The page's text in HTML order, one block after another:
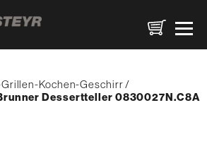
Grillen-Kochen-Geschirr
Dessertteller 0830027N.C8A